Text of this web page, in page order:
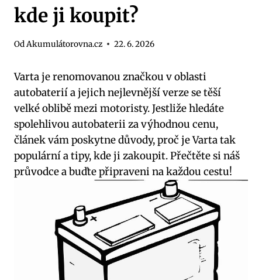
kde ji koupit?
OdAkumulátorovna.cz 22. 6. 2026
Varta je renomovanou značkou v oblasti
autobaterií‌ a jejich nejlevnější verze ‍se těší
velké oblibě mezi motoristy. Jestliže hledáte
spolehlivou autobaterii ⁢za výhodnou cenu,⁢
článek vám poskytne důvody, proč je Varta tak
populární a tipy, kde ji zakoupit. Přečtěte si náš
průvodce⁢ a buďte připraveni na ‌každou cestu!